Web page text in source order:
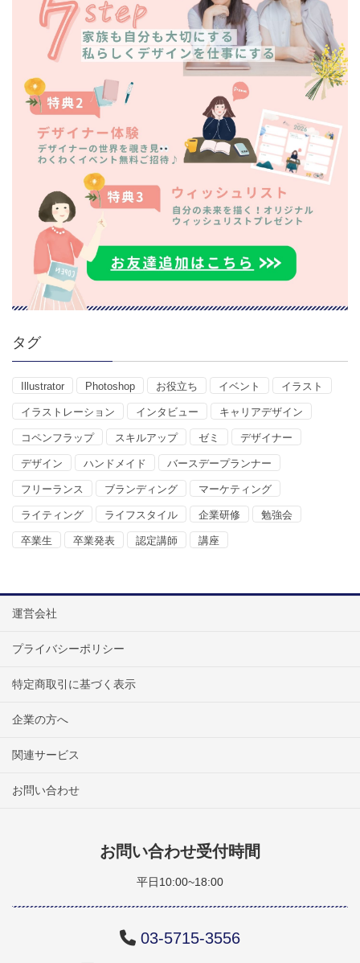
タグ
Illustrator Photoshop お役立ち イベント イラスト
イラストレーション インタビュー キャリアデザイン
コペンフラップ スキルアップ ゼミ デザイナー
デザイン ハンドメイド バースデープランナー
フリーランス ブランディング マーケティング
ライティング ライフスタイル 企業研修 勉強会
卒業生 卒業発表 認定講師 講座
運営会社
プライバシーポリシー
特定商取引に基づく表示
企業の方へ
関連サービス
お問い合わせ
お問い合わせ受付時間
平日10:00~18:00
03-5715-3556